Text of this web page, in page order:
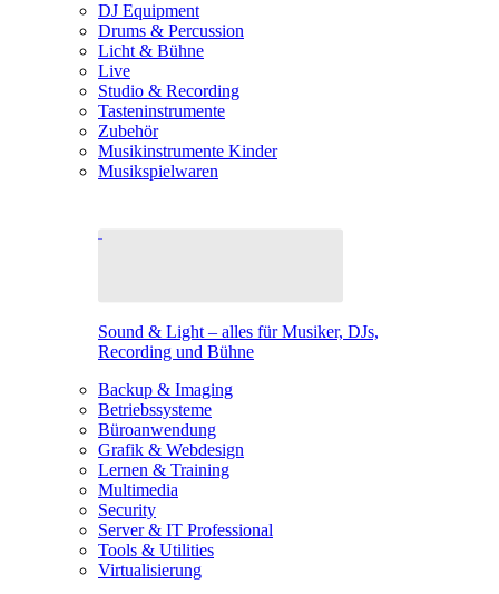
DJ Equipment
Drums & Percussion
Licht & Bühne
Live
Studio & Recording
Tasteninstrumente
Zubehör
Musikinstrumente Kinder
Musikspielwaren
Sound & Light – alles für Musiker, DJs,
Recording und Bühne
Backup & Imaging
Betriebssysteme
Büroanwendung
Grafik & Webdesign
Lernen & Training
Multimedia
Security
Server & IT Professional
Tools & Utilities
Virtualisierung